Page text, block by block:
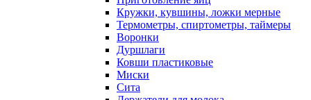
Кружки, кувшины, ложки мерные
Термометры, спиртометры, таймеры
Воронки
Дуршлаги
Ковши пластиковые
Миски
Сита